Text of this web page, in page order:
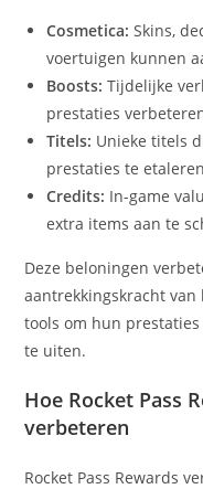
Cosmetica: Skins,
voertuigen kunnen
Boosts: Tijdelijke
prestaties
Titels: Unieke titels
prestaties te
Credits: In-game
extra items aan te
Deze beloningen
aantrekkingskracht
tools om hun
te uiten.
Hoe Rocket Pass
verbeteren
Rocket Pass Rewards